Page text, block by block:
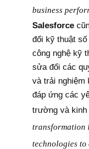
business
Salesforce
đổi kỹ thuật
công nghệ kỹ
sửa đổi các
và trải nghiệm
đáp ứng các
trường và kinh
transformation
technologies